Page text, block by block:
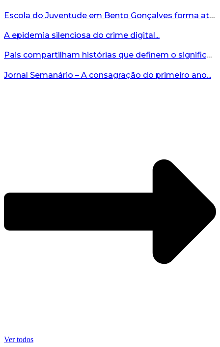
Escola do Juventude em Bento Gonçalves forma atletas da região...
A epidemia silenciosa do crime digital...
Pais compartilham histórias que definem o significado da missão...
Jornal Semanário – A consagração do primeiro ano...
Ver todos